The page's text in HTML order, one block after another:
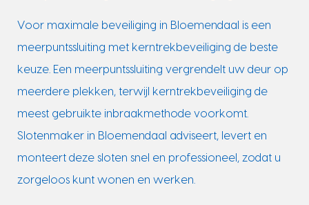
Voor maximale beveiliging in Bloemendaal is een
meerpuntssluiting met kerntrekbeveiliging de beste
keuze. Een meerpuntssluiting vergrendelt uw deur op
meerdere plekken, terwijl kerntrekbeveiliging de
meest gebruikte inbraakmethode voorkomt.
Slotenmaker in Bloemendaal adviseert, levert en
monteert deze sloten snel en professioneel, zodat u
zorgeloos kunt wonen en werken.